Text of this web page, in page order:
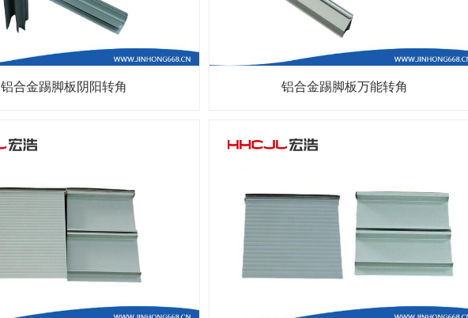
铝合金踢脚板阴阳转角 铝合金踢脚板万能转角